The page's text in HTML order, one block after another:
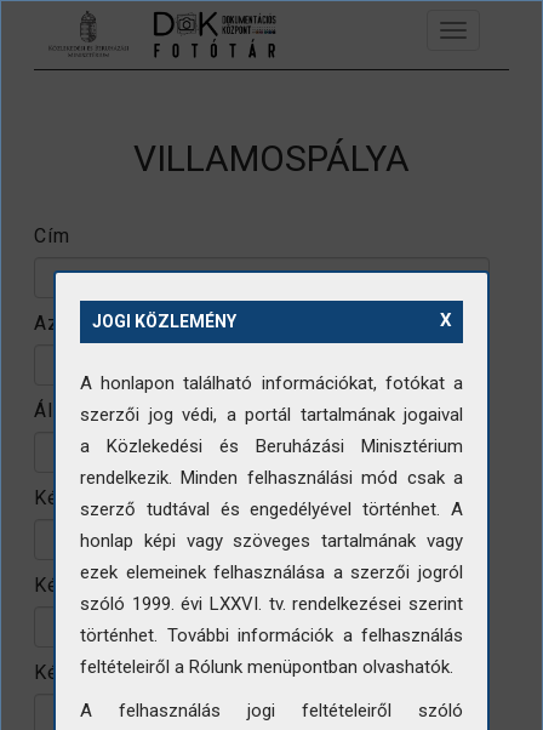
Ugrás a tartalomra
Toggle
navigation
VILLAMOSPÁLYA
Cím
Azonosító
Állomány
Készítő
Készítés helye
Készítés évtizede
X
JOGI KÖZLEMÉNY
A honlapon található információkat, fotókat a
szerzői jog védi, a portál tartalmának jogaival
a Közlekedési és Beruházási Minisztérium
rendelkezik. Minden felhasználási mód csak a
szerző tudtával és engedélyével történhet. A
honlap képi vagy szöveges tartalmának vagy
ezek elemeinek felhasználása a szerzői jogról
szóló 1999. évi LXXVI. tv. rendelkezései szerint
történhet. További információk a felhasználás
feltételeiről a Rólunk menüpontban olvashatók.
A felhasználás jogi feltételeiről szóló